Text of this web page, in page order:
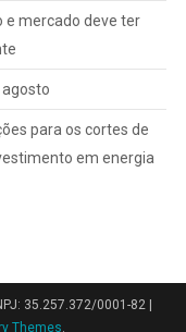
e mercado deve ter
para os cortes de
em energia
35.257.372/0001-82
Themes.